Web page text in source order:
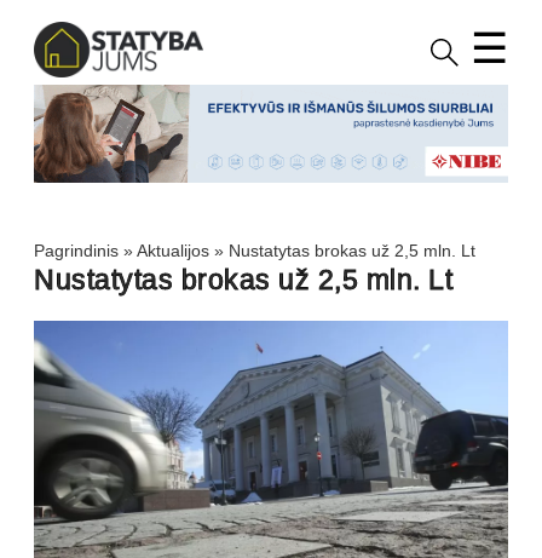
☰
Pagrindinis »Aktualijos » Nustatytas brokas už 2,5 mln. Lt
Nustatytas brokas už 2,5 mln. Lt